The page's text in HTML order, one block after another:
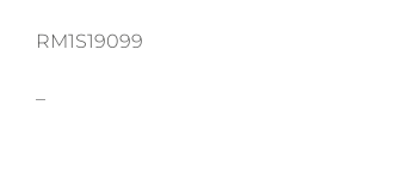
RM1S19099
–